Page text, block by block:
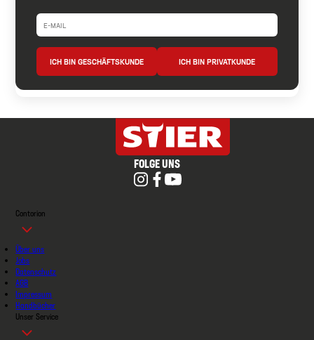
ICH BIN GESCHÄFTSKUNDE ICH BIN PRIVATKUNDE
FOLGE UNS
Contorion
Über uns
Jobs
Datenschutz
AGB
Impressum
Handbücher
Unser Service